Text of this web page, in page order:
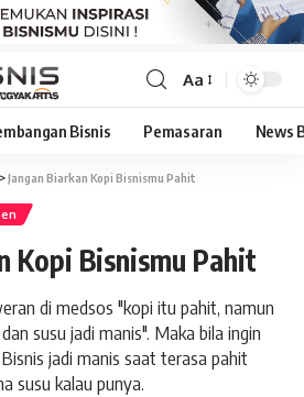
Aa
Bisnis Pemasaran News
>Jangan Biarkan Kopi Bisnismu Pahit
Kopi Bisnismu Pahit
di medsos "kopi itu pahit, namun
susu jadi manis". Maka bila ingin
jadi manis saat terasa pahit
susu kalau punya.